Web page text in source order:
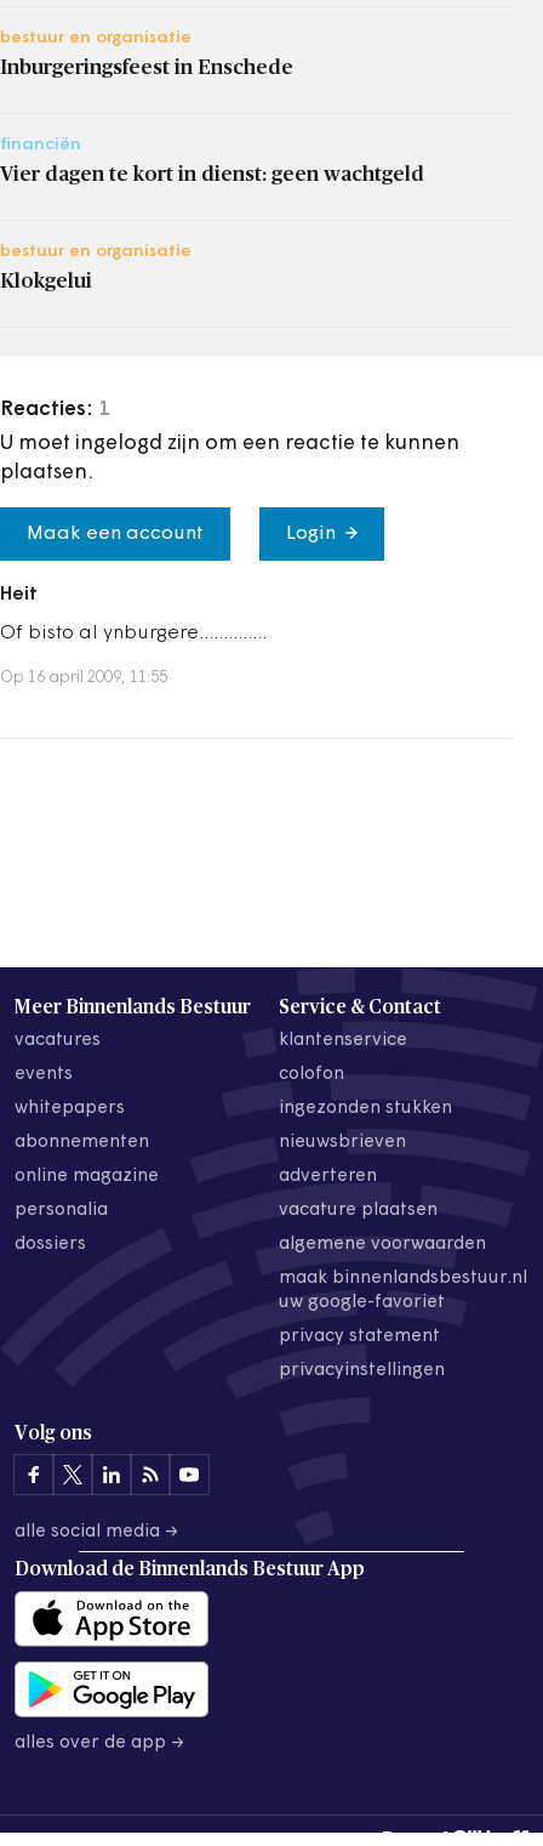
bestuur en organisatie
Inburgeringsfeest in Enschede
financiën
Vier dagen te kort in dienst: geen wachtgeld
bestuur en organisatie
Klokgelui
Reacties: 1
U moet ingelogd zijn om een reactie te kunnen
plaatsen.
Maak een account Login
Heit
Of bisto al ynburgere..............
Op 16 april 2009, 11:55
Meer Binnenlands Bestuur
vacatures
events
whitepapers
abonnementen
online magazine
personalia
dossiers
Service & Contact
klantenservice
colofon
ingezonden stukken
nieuwsbrieven
adverteren
vacature plaatsen
algemene voorwaarden
maak binnenlandsbestuur.nl
uw google-favoriet
privacy statement
privacyinstellingen
Volg ons
alle social media →
Download de Binnenlands Bestuur App
alles over de app →